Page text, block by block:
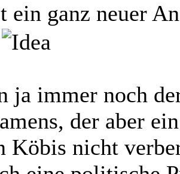
ein ganz neuer
ja immer noch
der aber
Köbis nicht